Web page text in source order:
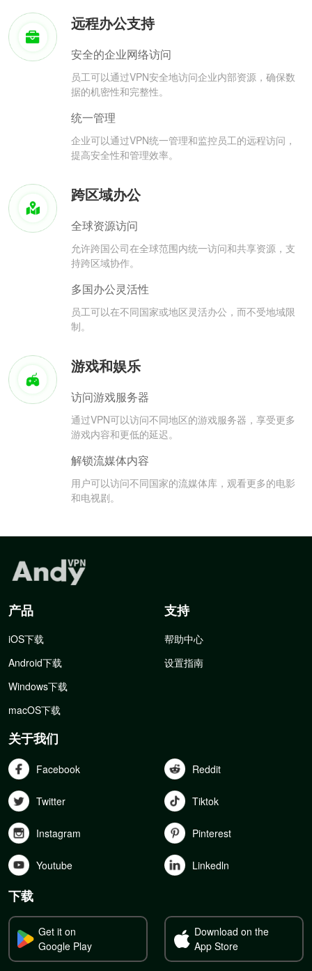
远程办公支持
安全的企业网络访问
员工可以通过VPN安全地访问企业内部资源，确保数
据的机密性和完整性。
统一管理
企业可以通过VPN统一管理和监控员工的远程访问，
提高安全性和管理效率。
跨区域办公
全球资源访问
允许跨国公司在全球范围内统一访问和共享资源，支
持跨区域协作。
多国办公灵活性
员工可以在不同国家或地区灵活办公，而不受地域限
制。
游戏和娱乐
访问游戏服务器
通过VPN可以访问不同地区的游戏服务器，享受更多
游戏内容和更低的延迟。
解锁流媒体内容
用户可以访问不同国家的流媒体库，观看更多的电影
和电视剧。
产品
iOS下载
Android下载
Windows下载
macOS下载
支持
帮助中心
设置指南
关于我们
Facebook Reddit
Twitter Tiktok
Instagram Pinterest
Youtube Linkedln
下载
Get it on
Google Play
Download on the
App Store